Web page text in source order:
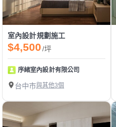
室內設計規劃施工
$4,500/坪
序緒室內設計有限公司
台中市與其他3個